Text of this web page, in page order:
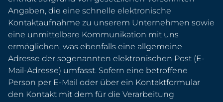
Angaben, die eine schnelle elektronische
Kontaktaufnahme zu unserem Unternehmen sowie
eine unmittelbare Kommunikation mit uns
ermöglichen, was ebenfalls eine allgemeine
Adresse der sogenannten elektronischen Post (E-
Mail-Adresse) umfasst. Sofern eine betroffene
Person per E-Mail oder über ein Kontaktformular
den Kontakt mit dem für die Verarbeitung